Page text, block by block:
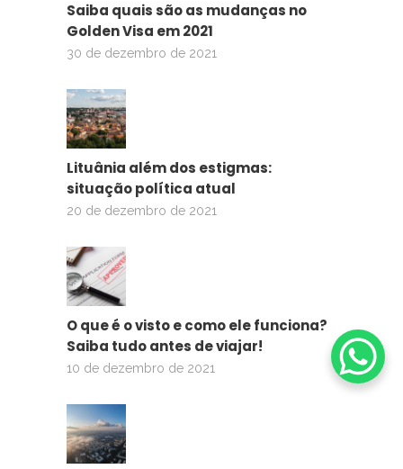
Saiba quais são as mudanças no
Golden Visa em 2021
30 de dezembro de 2021
Lituânia além dos estigmas:
situação política atual
20 de dezembro de 2021
O que é o visto e como ele funciona?
Saiba tudo antes de viajar!
10 de dezembro de 2021